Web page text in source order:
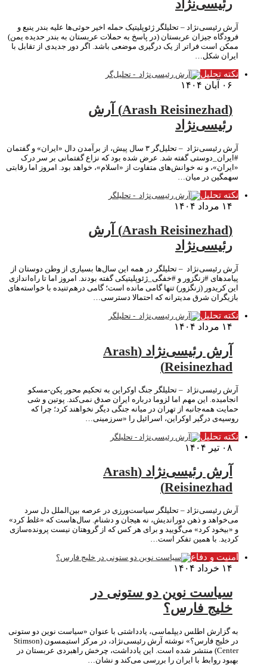
رئیسی‌نژاد
آرش رئیسی‌نژاد – تحلیلگر ژئوپلیتیک حمله اخیر حوثی‌ها علیه بندر ینبع و
فرودگاه جیزان عربستان (در پاسخ به حملات عربستان به بندر حدیده یمن)
ممکن است فراتر از یک درگیری موضعی باشد. اگر دور جدیدی از تقابل با
ایران شکل…
نکته تحلیل
۰۶ آبان ۱۴۰۴
(Arash Reisinezhad) آرش
رئیسی‌نژاد
آرش رئیسی‌نژاد – تحلیل‌گر ۳ سال پیش، از برآمدن دال «ایران» و گفتمان
#ایران_دوستی گفته شد. عرض شده بود که نزاع گفتمانی بر سر درک
«ایران»، و نه خوانش‌های متفاوت از «اسلام»، خواهد بود. امروز اما رقابتی
سهمگین در میان…
نکته تحلیل
۱۴ مرداد ۱۴۰۴
(Arash Reisinezhad) آرش
رئیسی‌نژاد
آرش رئیسی‌نژاد – تحلیلگر در همه این سال‌ها بسیاری از وطن دوستان از
پیامدهای #زنگزور و #خفگی_ژئوپلیتیکی گفته بودند. امروز اما تا راه‌اندازی
این کریدور (زنگزور) تنها گامی مانده است؛ گامی درهم‌تنیده با خواسته‌های
بازیگران شرق مدیترانه که احتمالا دسترسی…
نکته تحلیل
۱۴ مرداد ۱۴۰۴
آرش رئیسی‌نژاد (Arash
Reisinezhad)
آرش رئیسی‌نژاد – تحلیلگر جنگ اوکراین به تحکیم محور پکن-مسکو
انجامیده. این مهم اما لزوما درباره ایران صدق نمی‌کند. پوتین و شی
حمایت همه‌جانبه از تهران در میانه جنگی دیگر نخواهند کرد؛ چرا که
روسیه‌ی درگیر اوکراین، اسرائیل را «سرزمینی…
نکته تحلیل
۰۸ تیر ۱۴۰۴
آرش رئیسی‌نژاد (Arash
Reisinezhad)
آرش رئیسی‌نژاد – تحلیلگر سیاست‌ورزی در عرصه بین‌الملل دل سرد
می‌خواهد و ذهن دوراندیش، نه هیجان و دشنام. سال‌هاست که «غلط کرد»
و «بیخود کرد» می‌گویید و برای هر کس که از گروهتان نیست پرونده‌سازی
کردید. با همین تفکر است…
امنیت و دفاع
۱۴ خرداد ۱۴۰۴
سیاست نوین دو ستونی در
خلیج فارس؟
به گزارش اطلس دیپلماسی، یادداشتی با عنوان «سیاست نوین دو ستونی
در خلیج فارس؟» نوشته آرش رئیسی‌نژاد، در مرکز استیمسون (Stimson
Center) منتشر شده است. این یادداشت، چرخش راهبردی عربستان در
بهبود روابط با ایران را بررسی می‌کند و نشان…